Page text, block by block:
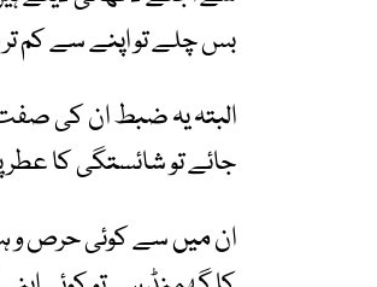
بس چلے تو اپنے سے کم
البتہ یہ ضبط ان کی
جائے تو شائستگی کا
ان میں سے کوئی حرص و